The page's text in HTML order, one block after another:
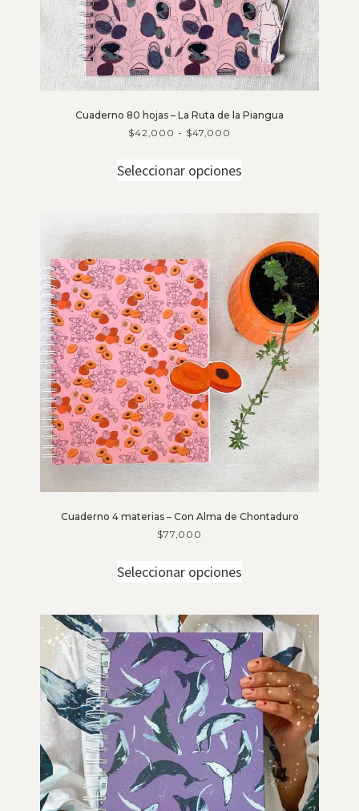
Cuaderno 80 hojas – La Ruta de la Piangua
$42,000 - $47,000
Seleccionar opciones
Cuaderno 4 materias – Con Alma de Chontaduro
$77,000
Seleccionar opciones